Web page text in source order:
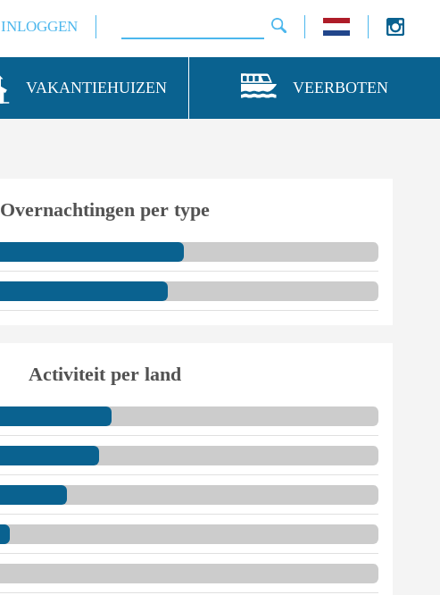
INLOGGEN
VAKANTIEHUIZEN VEERBOTEN
Overnachtingen per type
Activiteit per land